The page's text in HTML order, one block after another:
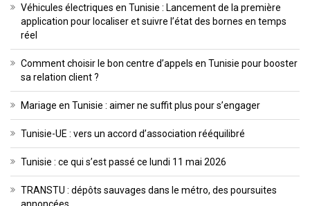
Véhicules électriques en Tunisie : Lancement de la première
application pour localiser et suivre l’état des bornes en temps
réel
Comment choisir le bon centre d’appels en Tunisie pour booster
sa relation client ?
Mariage en Tunisie : aimer ne suffit plus pour s’engager
Tunisie-UE : vers un accord d’association rééquilibré
Tunisie : ce qui s’est passé ce lundi 11 mai 2026
TRANSTU : dépôts sauvages dans le métro, des poursuites